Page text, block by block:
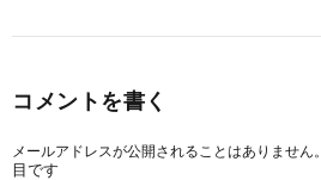
コメントを書く
メールアドレスが公開されることはありません。
目です